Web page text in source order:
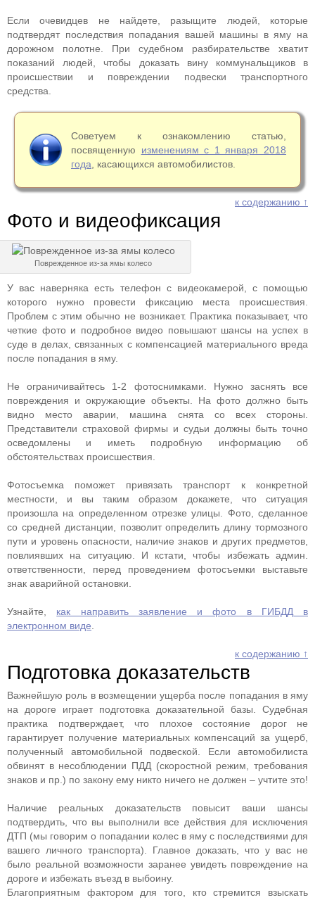
Если очевидцев не найдете, разыщите людей, которые
подтвердят последствия попадания вашей машины в яму на
дорожном полотне. При судебном разбирательстве хватит
показаний людей, чтобы доказать вину коммунальщиков в
происшествии и повреждении подвески транспортного
средства.
Советуем к ознакомлению статью,
посвященную изменениям с 1 января 2018
года , касающихся автомобилистов.
к содержанию ↑
Фото и видеофиксация
Поврежденное из-за ямы колесо
У вас наверняка есть телефон с видеокамерой, с помощью
которого нужно провести фиксацию места происшествия.
Проблем с этим обычно не возникает. Практика показывает, что
четкие фото и подробное видео повышают шансы на успех в
суде в делах, связанных с компенсацией материального вреда
после попадания в яму.
Не ограничивайтесь 1-2 фотоснимками. Нужно заснять все
повреждения и окружающие объекты. На фото должно быть
видно место аварии, машина снята со всех стороны.
Представители страховой фирмы и судьи должны быть точно
осведомлены и иметь подробную информацию об
обстоятельствах происшествия.
Фотосъемка поможет привязать транспорт к конкретной
местности, и вы таким образом докажете, что ситуация
произошла на определенном отрезке улицы. Фото, сделанное
со средней дистанции, позволит определить длину тормозного
пути и уровень опасности, наличие знаков и других предметов,
повлиявших на ситуацию. И кстати, чтобы избежать админ.
ответственности, перед проведением фотосъемки выставьте
знак аварийной остановки.
Узнайте, как направить заявление и фото в ГИБДД в
электронном виде
к содержанию ↑
Подготовка доказательств
Важнейшую роль в возмещении ущерба после попадания в яму
на дороге играет подготовка доказательной базы. Судебная
практика подтверждает, что плохое состояние дорог не
гарантирует получение материальных компенсаций за ущерб,
полученный автомобильной подвеской. Если автомобилиста
обвинят в несоблюдении ПДД (скоростной режим, требования
знаков и пр.) по закону ему никто ничего не должен – учтите это!
Наличие реальных доказательств повысит ваши шансы
подтвердить, что вы выполнили все действия для исключения
ДТП (мы говорим о попадании колес в яму с последствиями для
вашего личного транспорта). Главное доказать, что у вас не
было реальной возможности заранее увидеть повреждение на
дороге и избежать въезд в выбоину.
Благоприятным фактором для того, кто стремится взыскать